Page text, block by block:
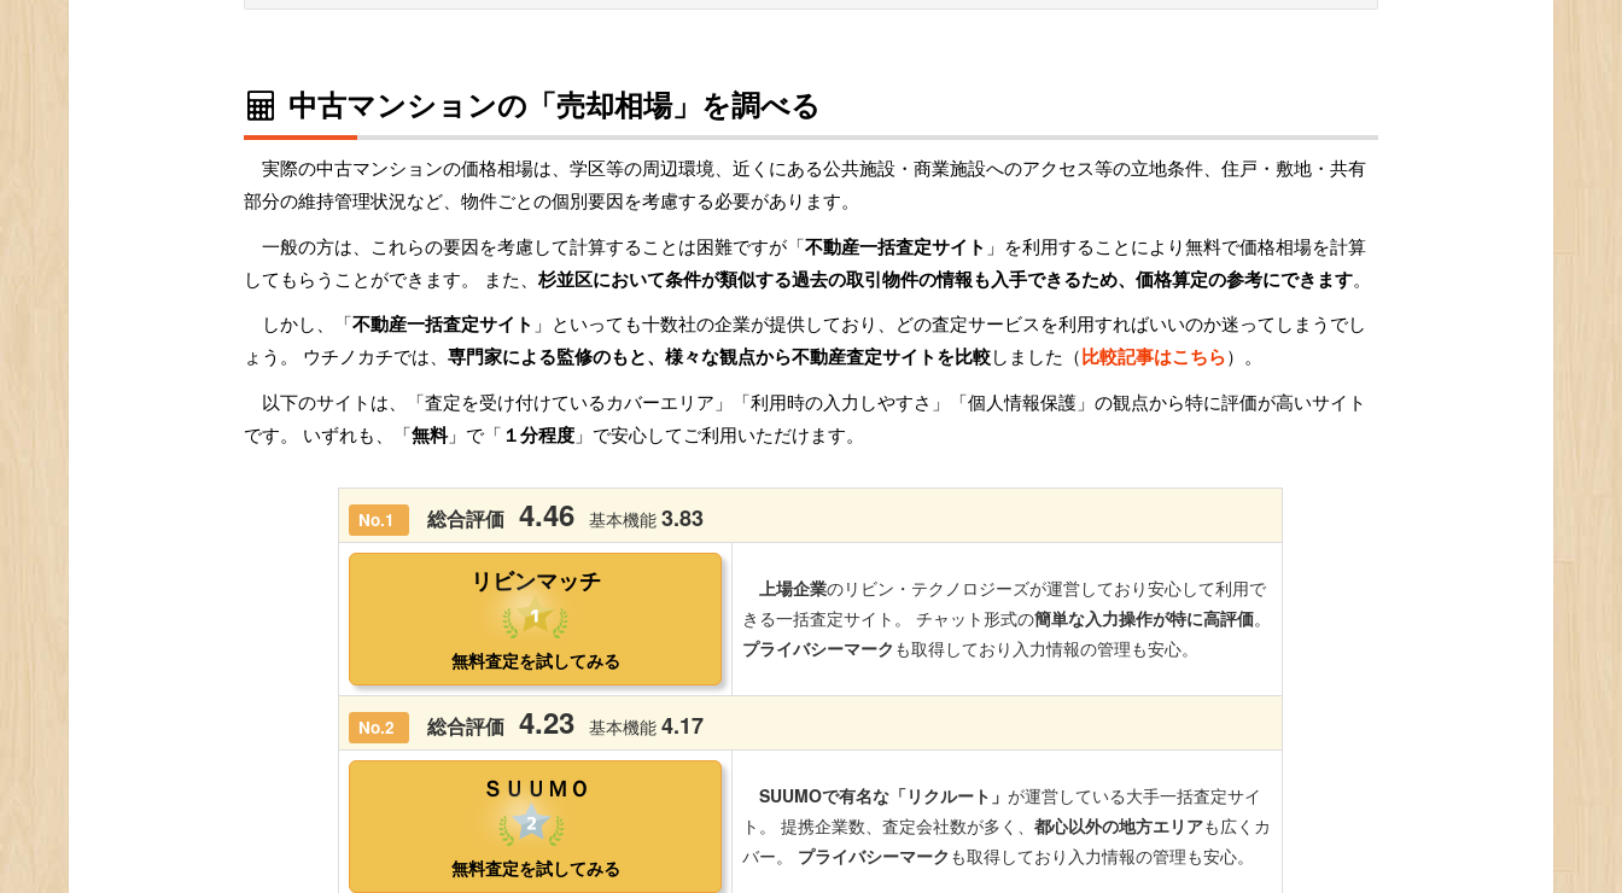
中古マンションの「売却相場」を調べる
実際の中古マンションの価格相場は、学区等の周辺環境、近くにある公共施設・商業施設へのアクセス等の立地条件、住戸・敷地・共有
部分の維持管理状況など、物件ごとの個別要因を考慮する必要があります。
一般の方は、これらの要因を考慮して計算することは困難ですが「不動産一括査定サイト 」を利用することにより無料で価格相場を計算
してもらうことができます。 また、 杉並区において条件が類似する過去の取引物件の情報も入手できるため、価格算定の参考にできます。
しかし、「不動産一括査定サイト 」といっても十数社の企業が提供しており、どの査定サービスを利用すればいいのか迷ってしまうでし
ょう。 ウチノカチでは、 専門家による監修のもと、様々な観点から不動産査定サイトを比較しました（比較記事はこちら）。
以下のサイトは、「査定を受け付けているカバーエリア」「利用時の入力しやすさ」「個人情報保護」の観点から特に評価が高いサイト
です。 いずれも、「無料」で「 １分程度 」で安心してご利用いただけます。